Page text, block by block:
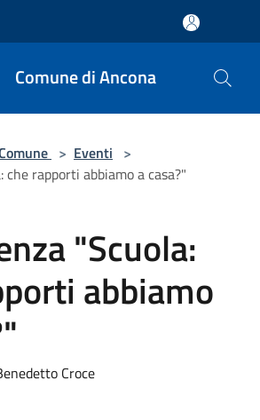
Comune di Ancona
> Eventi >
che rapporti abbiamo a casa?"
"Scuola:
abbiamo
Croce